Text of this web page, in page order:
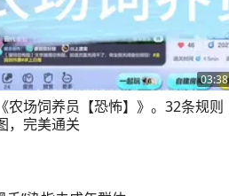
03:38
农场饲养员【恐怖】》。32条规则
，完美通关